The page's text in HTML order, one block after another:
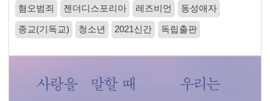
혐오범죄 젠더디스포리아 레즈비언 동성애자
종교(기독교) 청소년 2021신간 독립출판